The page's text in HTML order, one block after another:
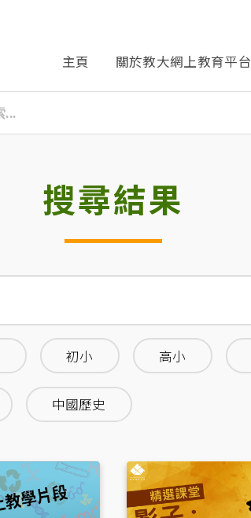
主頁
關於教大網上教育平台
搜尋結果
初小 高小
中國歷史